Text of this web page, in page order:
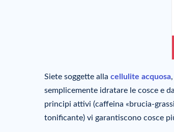
Siete soggette alla cellulite acquosa
semplicemente idratare le cosce e
principi attivi (caffeina «brucia-
tonificante) vi garantiscono cosce